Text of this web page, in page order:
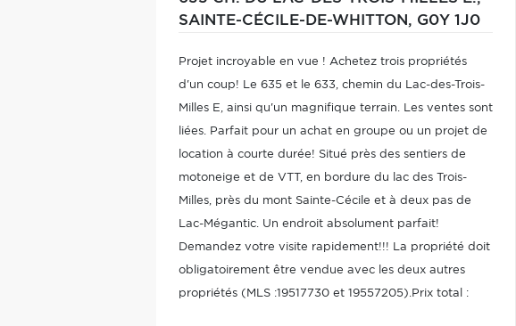
SAINTE-CÉCILE-DE-WHITTON, G0Y 1J0
Projet incroyable en vue ! Achetez trois propriétés
d'un coup! Le 635 et le 633, chemin du Lac-des-Trois-
Milles E, ainsi qu'un magnifique terrain. Les ventes sont
liées. Parfait pour un achat en groupe ou un projet de
location à courte durée! Situé près des sentiers de
motoneige et de VTT, en bordure du lac des Trois-
Milles, près du mont Sainte-Cécile et à deux pas de
Lac-Mégantic. Un endroit absolument parfait!
Demandez votre visite rapidement!!! La propriété doit
obligatoirement être vendue avec les deux autres
propriétés (MLS :19517730 et 19557205).Prix total :